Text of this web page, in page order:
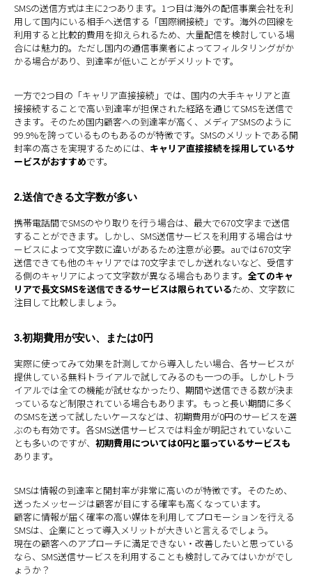
SMSの送信方式は主に2つあります。1つ目は海外の配信事業会社を利
用して国内にいる相手へ送信する「国際網接続」です。海外の回線を
利用すると比較的費用を抑えられるため、大量配信を検討している場
合には魅力的。ただし国内の通信事業者によってフィルタリングがか
かる場合があり、到達率が低いことがデメリットです。
一方で2つ目の「キャリア直接接続」では、国内の大手キャリアと直
接接続することで高い到達率が担保された経路を通じてSMSを送信で
きます。そのため国内顧客への到達率が高く、メディアSMSのように
99.9%を誇っているものもあるのが特徴です。SMSのメリットである開
封率の高さを実現するためには、 キャリア直接接続を採用しているサ
ービスがおすすめです。
2.送信できる文字数が多い
携帯電話間でSMSのやり取りを行う場合は、最大で670文字まで送信
することができます。しかし、SMS送信サービスを利用する場合はサ
ービスによって文字数に違いがあるため注意が必要。auでは670文字
送信できても他のキャリアでは70文字までしか送れないなど、受信す
る側のキャリアによって文字数が異なる場合もあります。 全てのキャ
リアで長文SMSを送信できるサービスは限られているため、文字数に
注目して比較しましょう。
3.初期費用が安い、または0円
実際に使ってみて効果を計測してから導入したい場合、各サービスが
提供している無料トライアルで試してみるのも一つの手。しかしトラ
イアルでは全ての機能が試せなかったり、期間や送信できる数が決ま
っているなど制限されている場合もあります。もっと長い期間に多く
のSMSを送って試したいケースなどは、初期費用が0円のサービスを選
ぶのも有効です。各SMS送信サービスでは料金が明記されていないこ
とも多いのですが、 初期費用については0円と謳っているサービスも
あります。
SMSは情報の到達率と開封率が非常に高いのが特徴です。そのため、
送ったメッセージは顧客が目にする確率も高くなっています。
顧客に情報が届く確率の高い媒体を利用してプロモーションを行える
SMSは、企業にとって導入メリットが大きいと言えるでしょう。
現在の顧客へのアプローチに満足できない・改善したいと思っている
なら、SMS送信サービスを利用することも検討してみてはいかがでし
ょうか？